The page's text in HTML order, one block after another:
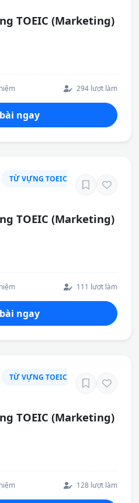
TOEIC (Marketing)
294 lượt làm
ngay
TỪ VỰNG TOEIC
TOEIC (Marketing)
111 lượt làm
ngay
TỪ VỰNG TOEIC
TOEIC (Marketing)
128 lượt làm